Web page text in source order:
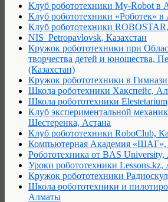
Клуб робототехники My-Robot в
Клуб робототехники «Роботек» в
Клуб робототехники
NIS_Petropavlovsk, Казахстан
Кружок робототехники при
творчества детей и юношества,
(Казахстан)
Кружок робототехники в
Школа роботехники Хакспейс,
Школа робототехники
Клуб экспериментальной
Шестеренка, Астана
Клуб робототехники RoboClub,
Компьютерная Академия «ШАГ»,
Робототехника от BAS
Уроки робототехники
Кружок робототехники
Школа робототехники и
Алматы